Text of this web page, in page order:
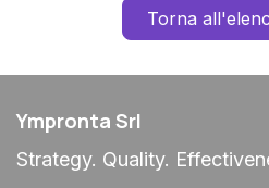
Torna
Ympronta Srl
Strategy. Quality.